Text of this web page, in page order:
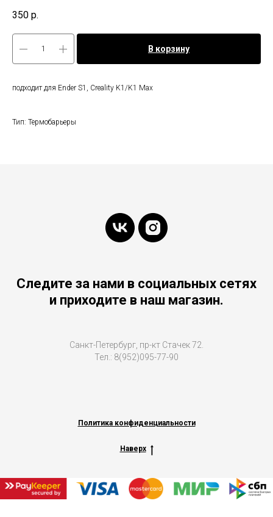
350 р.
В корзину
подходит для Ender S1, Creality K1/K1 Max
Тип: Термобарьеры
Следите за нами в социальных сетях
и приходите в наш магазин.
Санкт-Петербург, пр-кт Стачек 72.
Тел.: 8(952)095-77-90
Политика конфиденциальности
Наверх